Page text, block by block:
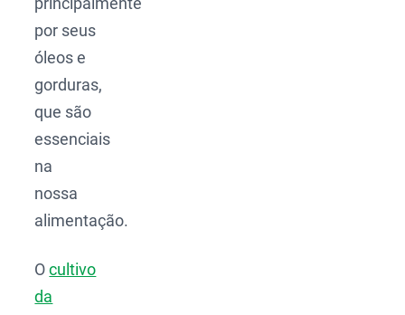
por seus
óleos e
gorduras,
que são
essenciais
na
nossa
alimentação.
Ocultivo
da